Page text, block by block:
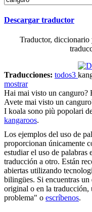
Descargar traductor
Traductor, diccionario
Traducciones: todos3
mostrar
Hai mai visto un canguro?
Avete mai visto un canguro
I koala sono più popolari
kangaroos.
Los ejemplos del uso de
proporcionan únicamente
estudiar el uso de palabras
traducción a otro. Están
abiertas utilizando
bilingües. Si encuentras
original o en la
problema" o escríbenos.